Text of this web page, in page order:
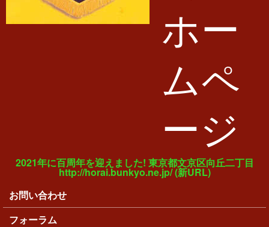
ホー
ムペ
ージ
2021年に百周年を迎えました! 東京都文京区向丘二丁目
http://horai.bunkyo.ne.jp/ (新URL)
メインメニュー
お問い合わせ
フォーラム